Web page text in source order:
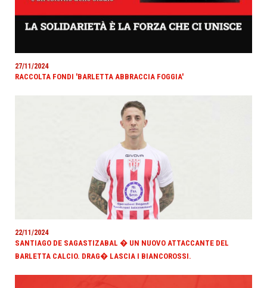
27/11/2024
RACCOLTA FONDI 'BARLETTA ABBRACCIA FOGGIA'
22/11/2024
SANTIAGO DE SAGASTIZABAL � UN NUOVO ATTACCANTE DEL
BARLETTA CALCIO. DRAG� LASCIA I BIANCOROSSI.